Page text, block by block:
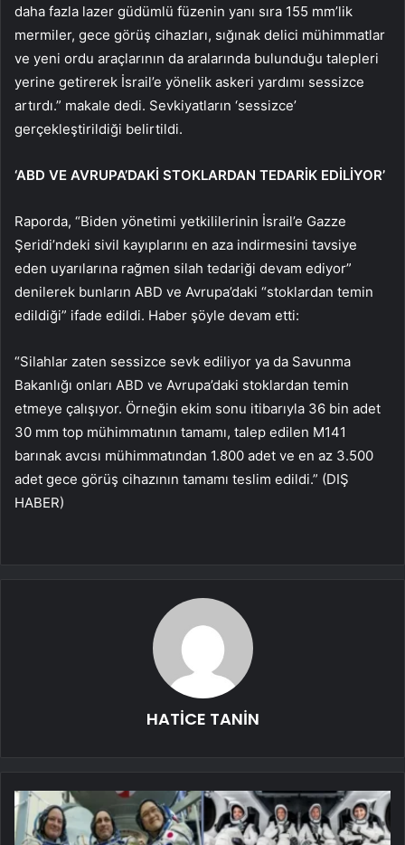
daha fazla lazer güdümlü füzenin yanı sıra 155 mm’lik
mermiler, gece görüş cihazları, sığınak delici mühimmatlar
ve yeni ordu araçlarının da aralarında bulunduğu talepleri
yerine getirerek İsrail’e yönelik askeri yardımı sessizce
artırdı.” makale dedi. Sevkiyatların ‘sessizce’
gerçekleştirildiği belirtildi.
‘ABD VE AVRUPA’DAKİ STOKLARDAN TEDARİK EDİLİYOR’
Raporda, “Biden yönetimi yetkililerinin İsrail’e Gazze
Şeridi’ndeki sivil kayıplarını en aza indirmesini tavsiye
eden uyarılarına rağmen silah tedariği devam ediyor”
denilerek bunların ABD ve Avrupa’daki “stoklardan temin
edildiği” ifade edildi. Haber şöyle devam etti:
“Silahlar zaten sessizce sevk ediliyor ya da Savunma
Bakanlığı onları ABD ve Avrupa’daki stoklardan temin
etmeye çalışıyor. Örneğin ekim sonu itibarıyla 36 bin adet
30 mm top mühimmatının tamamı, talep edilen M141
barınak avcısı mühimmatından 1.800 adet ve en az 3.500
adet gece görüş cihazının tamamı teslim edildi.” (DIŞ
HABER)
HATİCE TANİN